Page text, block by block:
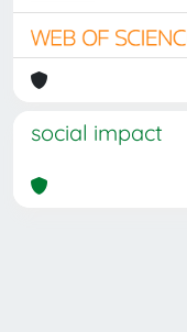
social impact